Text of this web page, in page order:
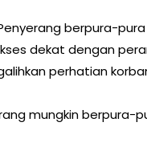
berpura-
dekat dengan
perhatian
mungkin berpura-